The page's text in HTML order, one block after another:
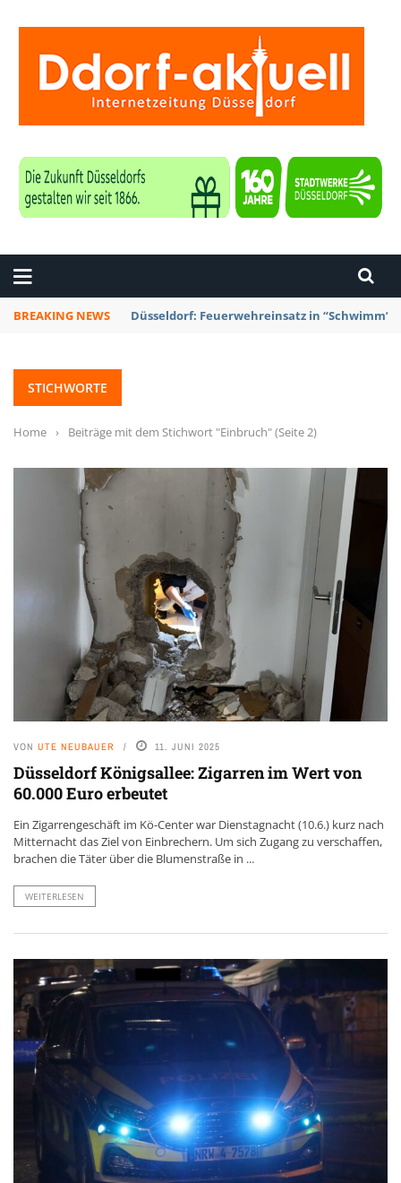
BREAKING NEWS Düsseldorf: Punk-Bahn-Fahrt mit Dosenbier
STICHWORTE
Home › Beiträge mit dem Stichwort "Einbruch"(Seite 2)
VON UTE NEUBAUER 11. JUNI 2025
Düsseldorf Königsallee: Zigarren im Wert von
60.000 Euro erbeutet
Ein Zigarrengeschäft im Kö-Center war Dienstagnacht (10.6.) kurz nach
Mitternacht das Ziel von Einbrechern. Um sich Zugang zu verschaffen,
brachen die Täter über die Blumenstraße in ...
WEITERLESEN